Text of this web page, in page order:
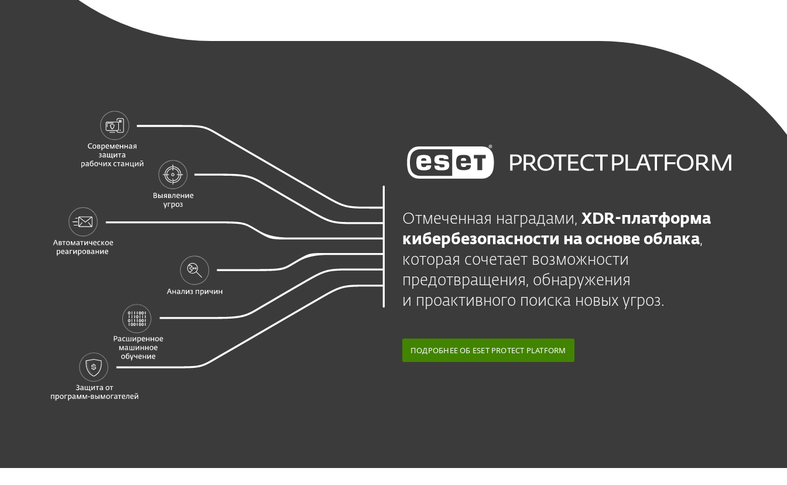
Отмеченная наградами, XDR-платформа
кибербезопасности на основе облака,
которая сочетает возможности
предотвращения, обнаружения
и проактивного поиска новых угроз.
ПОДРОБНЕЕ ОБ ESET PROTECT PLATFORM